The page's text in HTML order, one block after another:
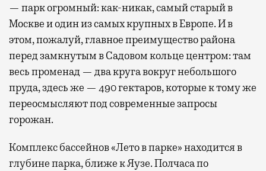
— парк огромный: как-никак, самый старый в
Москве и один из самых крупных в Европе. И в
этом, пожалуй, главное преимущество района
перед замкнутым в Садовом кольце центром: там
весь променад — два круга вокруг небольшого
пруда, здесь же — 490 гектаров, которые к тому же
переосмысляют под современные запросы
горожан.
Комплекс бассейнов «Лето в парке» находится в
глубине парка, ближе к Яузе. Полчаса по